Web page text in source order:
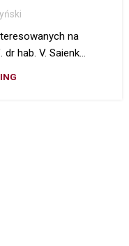
na
hab. V. Saienk...